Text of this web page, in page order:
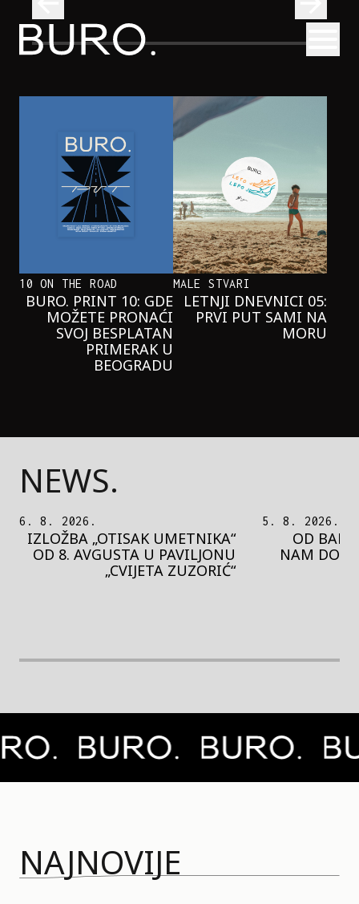
BURO.
NEOBIČNA PRIČA O BLIZNAKINJAMA
KOJE SU INSPIRISALE NOVI
HERCOGOV FILM
10 ON THE ROAD
BURO. PRINT 10: GDE
MOŽETE PRONAĆI
SVOJ BESPLATAN
PRIMERAK U
BEOGRADU
MALE STVARI
LETNJI DNEVNICI 05:
PRVI PUT SAMI NA
MORU
NEWS.
5. 8. 2026.
OD BAROKA DO REJVA: ŠTA
NAM DONOSI NOVI BUPBAP
FESTIVAL?
5. 8. 2026.
PEDJA
MOTIVE
NAJNOVIJE